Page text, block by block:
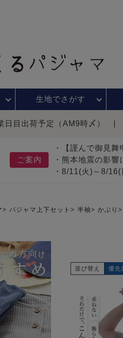
生地でさがす
日目出荷予定（AM9時〆）
ご案内
・【謹んで御見
・熊本地震の影
・8/11(火)～8/
パジャマ上下セット 半袖 かぶり
並び替え 優先